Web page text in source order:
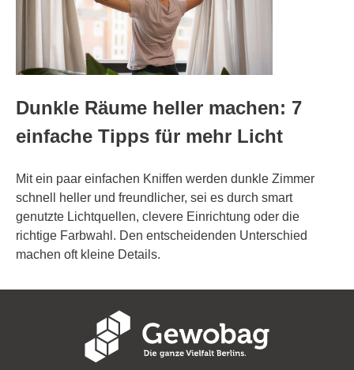
Dunkle Räume heller machen: 7
einfache Tipps für mehr Licht
Mit ein paar einfachen Kniffen werden dunkle Zimmer
schnell heller und freundlicher, sei es durch smart
genutzte Lichtquellen, clevere Einrichtung oder die
richtige Farbwahl. Den entscheidenden Unterschied
machen oft kleine Details.